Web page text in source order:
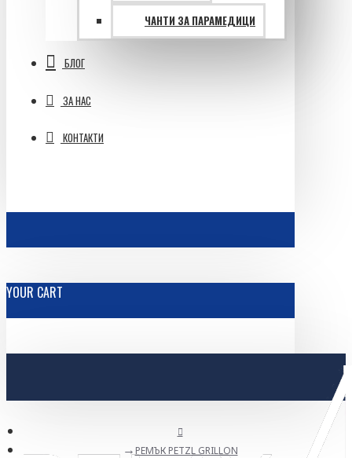
ЧАНТИ ЗА ПАРАМЕДИЦИ
БЛОГ
ЗА НАС
КОНТАКТИ
YOUR CART
РЕМЪК PETZL GRILLON